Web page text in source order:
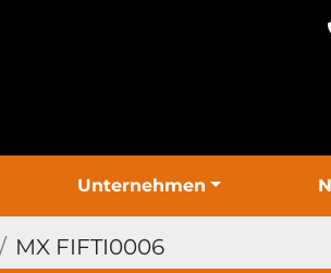
Unternehmen
MX FIFTI0006